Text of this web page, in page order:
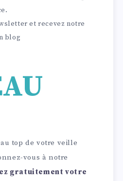
et recevez notre
blog
top de votre veille
vous à notre
gratuitement votre